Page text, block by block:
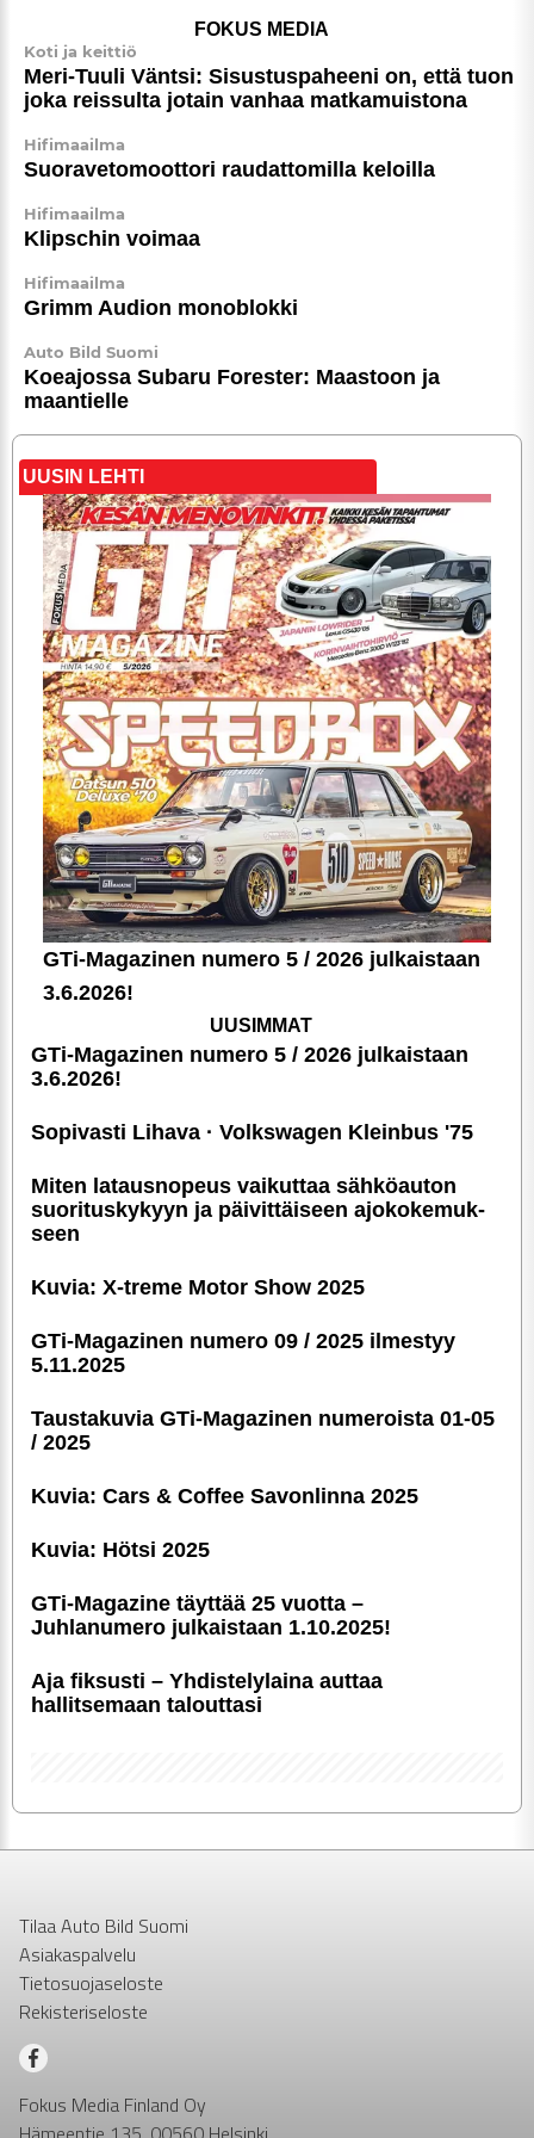
FOKUS MEDIA
Koti ja keittiö
Meri-Tuuli Väntsi: Sisus­tus­pa­heeni on, että tuon
joka reissulta jotain vanhaa matkamuistona
Hifimaailma
Suora­ve­to­moot­tori raudattomilla keloilla
Hifimaailma
Klipschin voimaa
Hifimaailma
Grimm Audion monoblokki
Auto Bild Suomi
Koeajossa Subaru Forester: Maastoon ja
maantielle
UUSIN LEHTI
GTi-Magazinen numero 5 / 2026 julkaistaan
3.6.2026!
UUSIMMAT
GTi-Magazinen numero 5 / 2026 julkaistaan
3.6.2026!
Sopivasti Lihava · Volkswagen Kleinbus '75
Miten latausnopeus vaikuttaa sähköauton
suori­tus­ky­kyyn ja päivittäiseen ajoko­ke­muk­
seen
Kuvia: X-treme Motor Show 2025
GTi-Magazinen numero 09 / 2025 ilmestyy
5.11.2025
Taustakuvia GTi-Magazinen numeroista 01-05
/ 2025
Kuvia: Cars & Coffee Savonlinna 2025
Kuvia: Hötsi 2025
GTi-Magazine täyttää 25 vuotta –
Juhlanumero julkaistaan 1.10.2025!
Aja fiksusti – Yhdis­te­ly­laina auttaa
hallitsemaan talouttasi
Tilaa Auto Bild Suomi
Asiakaspalvelu
Tietosuojaseloste
Rekisteriseloste
Fokus Media Finland Oy